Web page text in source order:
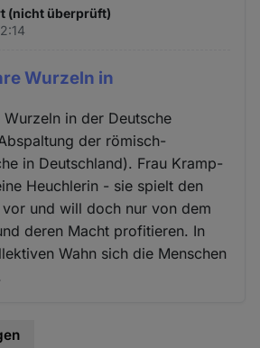
(nicht überprüft)
Wurzeln in
in der Deutsche
der römisch-
in Deutschland). Frau Kramp-
Heuchlerin - sie spielt den
und will doch nur von dem
deren Macht profitieren. In
Wahn sich die Menschen